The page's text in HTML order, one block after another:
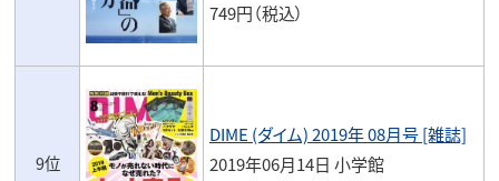
749円（税込）
9位
DIME (ダイム) 2019年 08月号 [雑誌]
2019年06月14日 小学館